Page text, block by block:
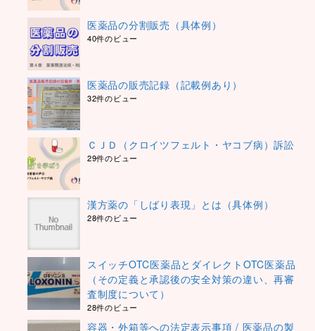
医薬品の分割販売（具体例）
40件のビュー
医薬品の販売記録（記載例あり）
32件のビュー
ＣＪＤ（クロイツフェルト・ヤコブ病）訴訟
29件のビュー
漢方薬の「しばり表現」とは（具体例）
28件のビュー
スイッチOTC医薬品とダイレクトOTC医薬品
（その定義と承認後の安全対策の違い、再審
査制度について）
28件のビュー
容器・外箱等への法定表示事項 / 医薬品の製